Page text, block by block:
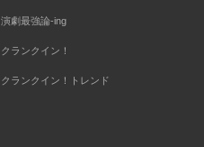
演劇最強論-ing
クランクイン！
クランクイン！トレンド